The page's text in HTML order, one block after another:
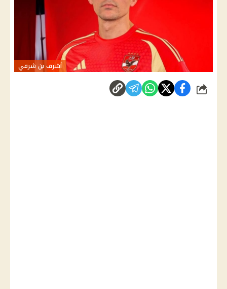
أشرف بن شرقي
شارك